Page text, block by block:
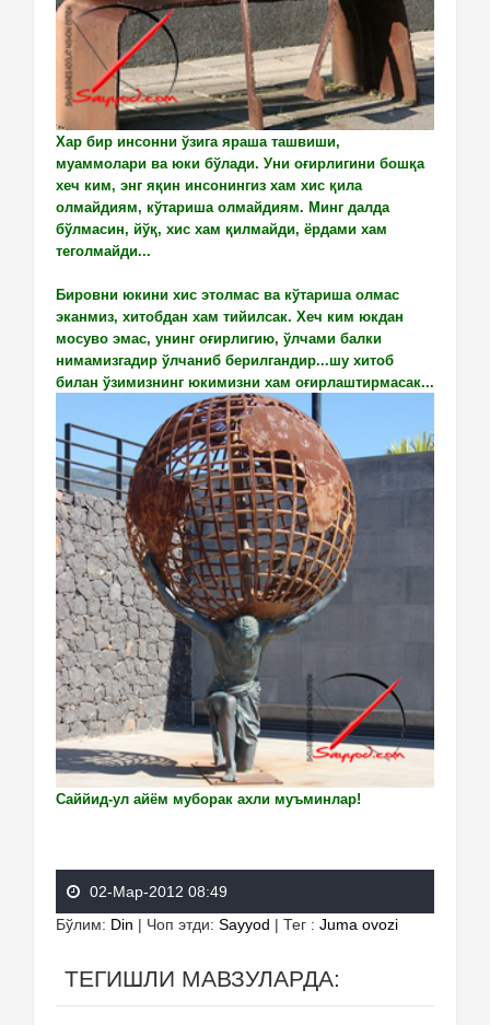
Хар бир инсонни ўзига яраша ташвиши,
муаммолари ва юки бўлади. Уни оғирлигини бошқа
хеч ким, энг яқин инсонингиз хам хис қила
олмайдиям, кўтариша олмайдиям. Минг далда
бўлмасин, йўқ, хис хам қилмайди, ёрдами хам
теголмайди...
Бировни юкини хис этолмас ва кўтариша олмас
эканмиз, хитобдан хам тийилсак. Хеч ким юкдан
мосуво эмас, унинг оғирлигию, ўлчами балки
нимамизгадир ўлчаниб берилгандир...шу хитоб
билан ўзимизнинг юкимизни хам оғирлаштирмасак...
Саййид-ул айём муборак ахли муъминлар!
02-Мар-2012 08:49
Бўлим: Din | Чоп этди: Sayyod | Тег : Juma ovozi
ТЕГИШЛИ МАВЗУЛАРДА: